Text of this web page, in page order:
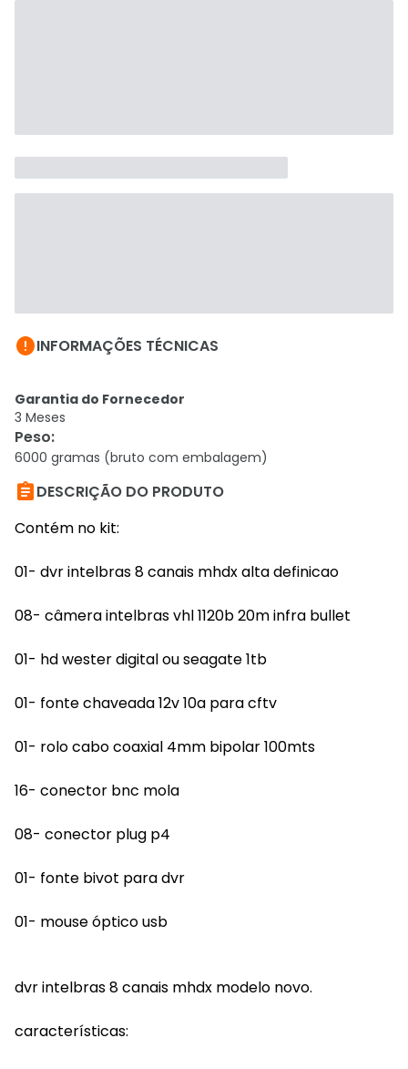
INFORMAÇÕES TÉCNICAS
Garantia do Fornecedor
3 Meses
Peso:
6000 gramas (bruto com embalagem)
DESCRIÇÃO DO PRODUTO
Contém no kit:
01- dvr intelbras 8 canais mhdx alta definicao
08- câmera intelbras vhl 1120b 20m infra bullet
01- hd wester digital ou seagate 1tb
01- fonte chaveada 12v 10a para cftv
01- rolo cabo coaxial 4mm bipolar 100mts
16- conector bnc mola
08- conector plug p4
01- fonte bivot para dvr
01- mouse óptico usb
dvr intelbras 8 canais mhdx modelo novo.
características: